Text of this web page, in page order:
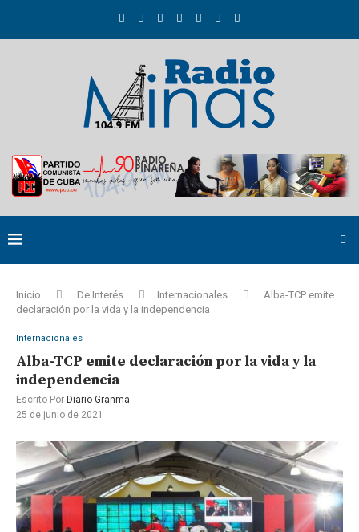
Inicio De Interés Internacionales
Alba-TCP emite
declaración por la vida y la independencia
Internacionales
Alba-TCP emite declaración por la vida y la
independencia
Escrito Por Diario Granma
25 de junio de 2021